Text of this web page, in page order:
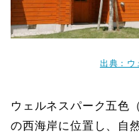
出典：ウ
ウェルネスパーク五色
の西海岸に位置し、自